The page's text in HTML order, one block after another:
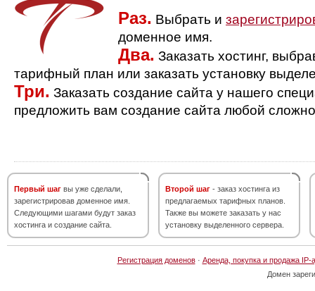
Раз. Выбрать и
доменное имя.
Два. Заказать хостинг,
тарифный план или заказать установку
Три. Заказать создание сайта у нашего
предложить вам создание сайта любой
Первый шаг вы уже сделали,
зарегистрировав доменное имя.
Следующими шагами будут заказ
хостинга и создание сайта.
Второй шаг - заказ хостинга из
предлагаемых тарифных планов.
Также вы можете заказать у нас
установку выделенного сервера.
Регистрация доменов· Аренда, покупка и продажа IP-
Домен